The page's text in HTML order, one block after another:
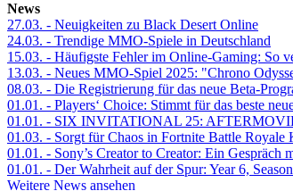
News
27.03. - Neuigkeiten zu Black Desert Online
24.03. - Trendige MMO-Spiele in Deutschland
15.03. - Häufigste Fehler im Online-Gaming: So
13.03. - Neues MMO-Spiel 2025: "Chrono
08.03. - Die Registrierung für das neue Beta-
01.01. - Players‘ Choice: Stimmt für das beste
01.01. - SIX INVITATIONAL 25:
01.03. - Sorgt für Chaos in Fortnite Battle
01.01. - Sony’s Creator to Creator: Ein
01.01. - Der Wahrheit auf der Spur: Year 6,
Weitere News ansehen